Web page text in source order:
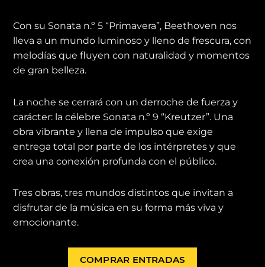
Con su Sonata n.º 5 “Primavera”, Beethoven nos
lleva a un mundo luminoso y lleno de frescura, con
melodías que fluyen con naturalidad y momentos
de gran belleza.
La noche se cerrará con un derroche de fuerza y
carácter: la célebre Sonata n.º 9 “Kreutzer”. Una
obra vibrante y llena de impulso que exige
entrega total por parte de los intérpretes y que
crea una conexión profunda con el público.
Tres obras, tres mundos distintos que invitan a
disfrutar de la música en su forma más viva y
emocionante.
COMPRAR ENTRADAS